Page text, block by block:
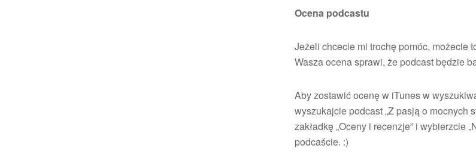
Ocena podcastu
Jeżeli chcecie mi trochę pomóc, możecie
Wasza ocena sprawi, że podcast będzie
Aby zostawić ocenę w iTunes w
wyszukajcie podcast „Z pasją o mocnych
zakładkę „Oceny i recenzje” i wybierzcie
podcaście. :)